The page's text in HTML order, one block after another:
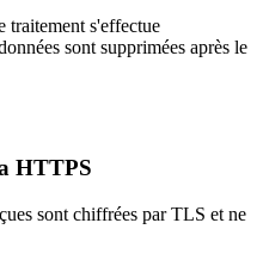
s'effectue
sont supprimées après le
HTTPS
sont chiffrées par TLS et ne